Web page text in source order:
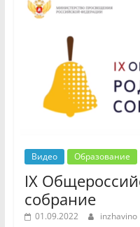
Видео Образование
IX
собрание
01.09.2022 inzhavino